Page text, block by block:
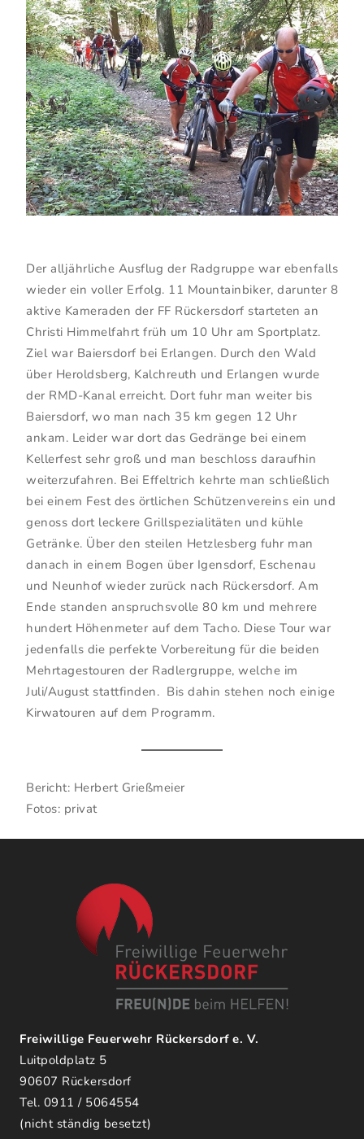
Der alljährliche Ausflug der Radgruppe war ebenfalls
wieder ein voller Erfolg. 11 Mountainbiker, darunter 8
aktive Kameraden der FF Rückersdorf starteten an
Christi Himmelfahrt früh um 10 Uhr am Sportplatz.
Ziel war Baiersdorf bei Erlangen. Durch den Wald
über Heroldsberg, Kalchreuth und Erlangen wurde
der RMD-Kanal erreicht. Dort fuhr man weiter bis
Baiersdorf, wo man nach 35 km gegen 12 Uhr
ankam. Leider war dort das Gedränge bei einem
Kellerfest sehr groß und man beschloss daraufhin
weiterzufahren. Bei Effeltrich kehrte man schließlich
bei einem Fest des örtlichen Schützenvereins ein und
genoss dort leckere Grillspezialitäten und kühle
Getränke. Über den steilen Hetzlesberg fuhr man
danach in einem Bogen über Igensdorf, Eschenau
und Neunhof wieder zurück nach Rückersdorf. Am
Ende standen anspruchsvolle 80 km und mehrere
hundert Höhenmeter auf dem Tacho. Diese Tour war
jedenfalls die perfekte Vorbereitung für die beiden
Mehrtagestouren der Radlergruppe, welche im
Juli/August stattfinden. Bis dahin stehen noch einige
Kirwatouren auf dem Programm.
Bericht: Herbert Grießmeier
Fotos: privat
Freiwillige Feuerwehr Rückersdorf e. V.
Luitpoldplatz 5
90607 Rückersdorf
Tel. 0911 / 5064554
(nicht ständig besetzt)